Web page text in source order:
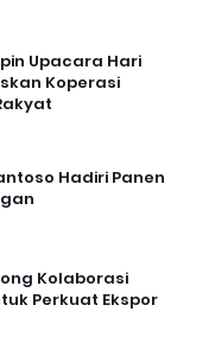
Upacara Hari
Koperasi
Hadiri Panen
Kolaborasi
Perkuat Ekspor